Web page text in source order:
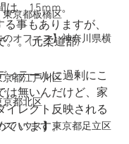
東京都板橋区
のオフィス】神奈川県横
京都江戸川区
京都北区
スハウス】東京都足立区
、15mm。
事もありますが、
。。(元柔道部)
ィテールに過剰にこ
は無いんだけど、家
イレクト反映される
ています。